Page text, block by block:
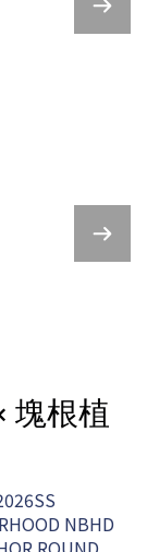
塊根植